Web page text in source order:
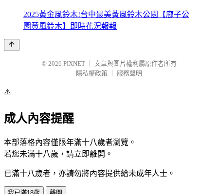
2025黃金風鈴木!台中最美黃風鈴木公園【廍子公
園黃風鈴木】即時花況報報
© 2026 PIXNET
文章與圖片權利屬原作者所有
隱私權政策
服務聲明
⚠️
成人內容提醒
本部落格內容僅限年滿十八歲者瀏覽。
若您未滿十八歲，請立即離開。
已滿十八歲者，亦請勿將內容提供給未成年人士。
我已滿18歲 離開